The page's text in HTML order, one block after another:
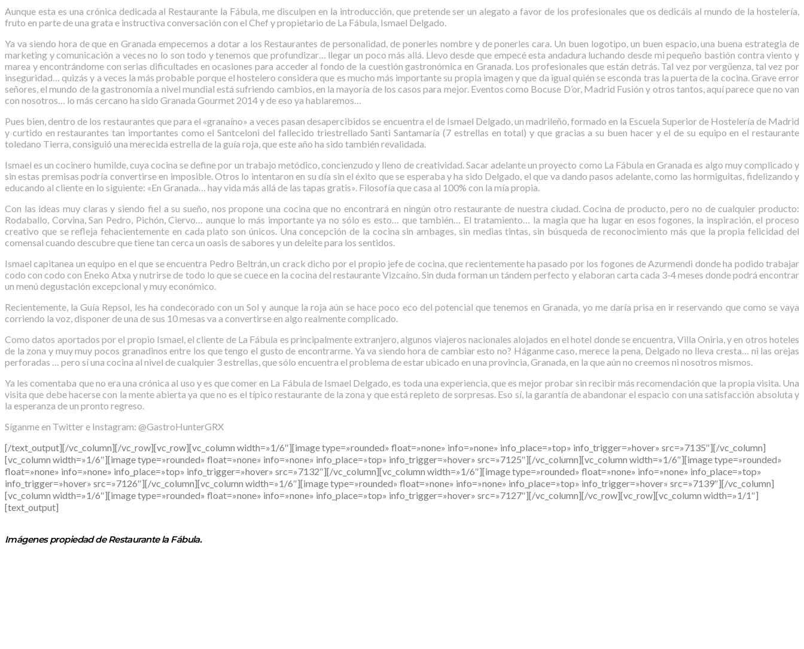
Aunque esta es una crónica dedicada al Restaurante la Fábula, me disculpen en la introducción, que pretende ser un alegato a favor de los profesionales que os dedicáis al mundo de la hostelería,
fruto en parte de una grata e instructiva conversación con el Chef y propietario de La Fábula, Ismael Delgado.
Ya va siendo hora de que en Granada empecemos a dotar a los Restaurantes de personalidad, de ponerles nombre y de ponerles cara. Un buen logotipo, un buen espacio, una buena estrategia de
marketing y comunicación a veces no lo son todo y tenemos que profundizar… llegar un poco más allá. Llevo desde que empecé esta andadura luchando desde mi pequeño bastión contra viento y
marea y encontrándome con serias dificultades en ocasiones para acceder al fondo de la cuestión gastronómica en Granada. Los profesionales que están detrás. Tal vez por vergüenza, tal vez por
inseguridad… quizás y a veces la más probable porque el hostelero considera que es mucho más importante su propia imagen y que da igual quién se esconda tras la puerta de la cocina. Grave error
señores, el mundo de la gastronomía a nivel mundial está sufriendo cambios, en la mayoría de los casos para mejor. Eventos como Bocuse D’or, Madrid Fusión y otros tantos, aquí parece que no van
con nosotros… lo más cercano ha sido Granada Gourmet 2014 y de eso ya hablaremos…
Pues bien, dentro de los restaurantes que para el «granaíno» a veces pasan desapercibidos se encuentra el de Ismael Delgado, un madrileño, formado en la Escuela Superior de Hostelería de Madrid
y curtido en restaurantes tan importantes como el Santceloni del fallecido triestrellado Santi Santamaría (7 estrellas en total) y que gracias a su buen hacer y el de su equipo en el restaurante
toledano Tierra, consiguió una merecida estrella de la guía roja, que este año ha sido también revalidada.
Ismael es un cocinero humilde, cuya cocina se define por un trabajo metódico, concienzudo y lleno de creatividad. Sacar adelante un proyecto como La Fábula en Granada es algo muy complicado y
sin estas premisas podría convertirse en imposible. Otros lo intentaron en su día sin el éxito que se esperaba y ha sido Delgado, el que va dando pasos adelante, como las hormiguitas, fidelizando y
educando al cliente en lo siguiente: «En Granada… hay vida más allá de las tapas gratis». Filosofía que casa al 100% con la mía propia.
Con las ideas muy claras y siendo fiel a su sueño, nos propone una cocina que no encontrará en ningún otro restaurante de nuestra ciudad. Cocina de producto, pero no de cualquier producto:
Rodaballo, Corvina, San Pedro, Pichón, Ciervo… aunque lo más importante ya no sólo es esto… que también… El tratamiento… la magia que ha lugar en esos fogones, la inspiración, el proceso
creativo que se refleja fehacientemente en cada plato son únicos. Una concepción de la cocina sin ambages, sin medias tintas, sin búsqueda de reconocimiento más que la propia felicidad del
comensal cuando descubre que tiene tan cerca un oasis de sabores y un deleite para los sentidos.
Ismael capitanea un equipo en el que se encuentra Pedro Beltrán, un crack dicho por el propio jefe de cocina, que recientemente ha pasado por los fogones de Azurmendi donde ha podido trabajar
codo con codo con Eneko Atxa y nutrirse de todo lo que se cuece en la cocina del restaurante Vizcaíno. Sin duda forman un tándem perfecto y elaboran carta cada 3-4 meses donde podrá encontrar
un menú degustación excepcional y muy económico.
Recientemente, la Guía Repsol, les ha condecorado con un Sol y aunque la roja aún se hace poco eco del potencial que tenemos en Granada, yo me daría prisa en ir reservando que como se vaya
corriendo la voz, disponer de una de sus 10 mesas va a convertirse en algo realmente complicado.
Como datos aportados por el propio Ismael, el cliente de La Fábula es principalmente extranjero, algunos viajeros nacionales alojados en el hotel donde se encuentra, Villa Oniria, y en otros hoteles
de la zona y muy muy pocos granadinos entre los que tengo el gusto de encontrarme. Ya va siendo hora de cambiar esto no? Háganme caso, merece la pena, Delgado no lleva cresta… ni las orejas
perforadas … pero sí una cocina al nivel de cualquier 3 estrellas, que sólo encuentra el problema de estar ubicado en una provincia, Granada, en la que aún no creemos ni nosotros mismos.
Ya les comentaba que no era una crónica al uso y es que comer en La Fábula de Ismael Delgado, es toda una experiencia, que es mejor probar sin recibir más recomendación que la propia visita. Una
visita que debe hacerse con la mente abierta ya que no es el típico restaurante de la zona y que está repleto de sorpresas. Eso sí, la garantía de abandonar el espacio con una satisfacción absoluta y
la esperanza de un pronto regreso.
Síganme en Twitter e Instagram: @GastroHunterGRX
[/text_output][/vc_column][/vc_row][vc_row][vc_column width=»1/6″][image type=»rounded» float=»none» info=»none» info_place=»top» info_trigger=»hover» src=»7135″][/vc_column]
[vc_column width=»1/6″][image type=»rounded» float=»none» info=»none» info_place=»top» info_trigger=»hover» src=»7125″][/vc_column][vc_column width=»1/6″][image type=»rounded»
float=»none» info=»none» info_place=»top» info_trigger=»hover» src=»7132″][/vc_column][vc_column width=»1/6″][image type=»rounded» float=»none» info=»none» info_place=»top»
info_trigger=»hover» src=»7126″][/vc_column][vc_column width=»1/6″][image type=»rounded» float=»none» info=»none» info_place=»top» info_trigger=»hover» src=»7139″][/vc_column]
[vc_column width=»1/6″][image type=»rounded» float=»none» info=»none» info_place=»top» info_trigger=»hover» src=»7127″][/vc_column][/vc_row][vc_row][vc_column width=»1/1″]
[text_output]
Imágenes propiedad de Restaurante la Fábula.